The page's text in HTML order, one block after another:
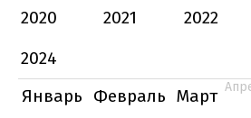
2020 2021 2022
2024
Январь
Февраль Март